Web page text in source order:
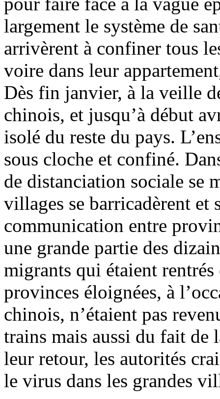
largement le système de
arrivèrent à confiner tous
voire dans leur
Dès fin janvier, à la veille
chinois, et jusqu’à début
isolé du reste du pays.
sous cloche et confiné.
de distanciation sociale se
villages se barricadèrent et
communication entre
une grande partie des
migrants qui étaient
provinces éloignées, à
chinois, n’étaient pas
trains mais aussi du fait de
leur retour, les autorités
le virus dans les grandes